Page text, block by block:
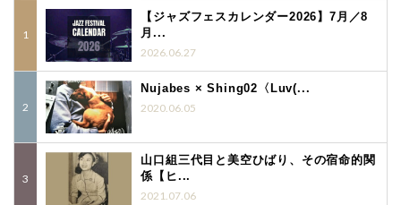
【ジャズフェスカレンダー2026】7月／8
月...
2026.06.27
Nujabes × Shing02〈Luv(...
2020.06.05
山口組三代目と美空ひばり、その宿命的関
係【ヒ...
2021.07.06